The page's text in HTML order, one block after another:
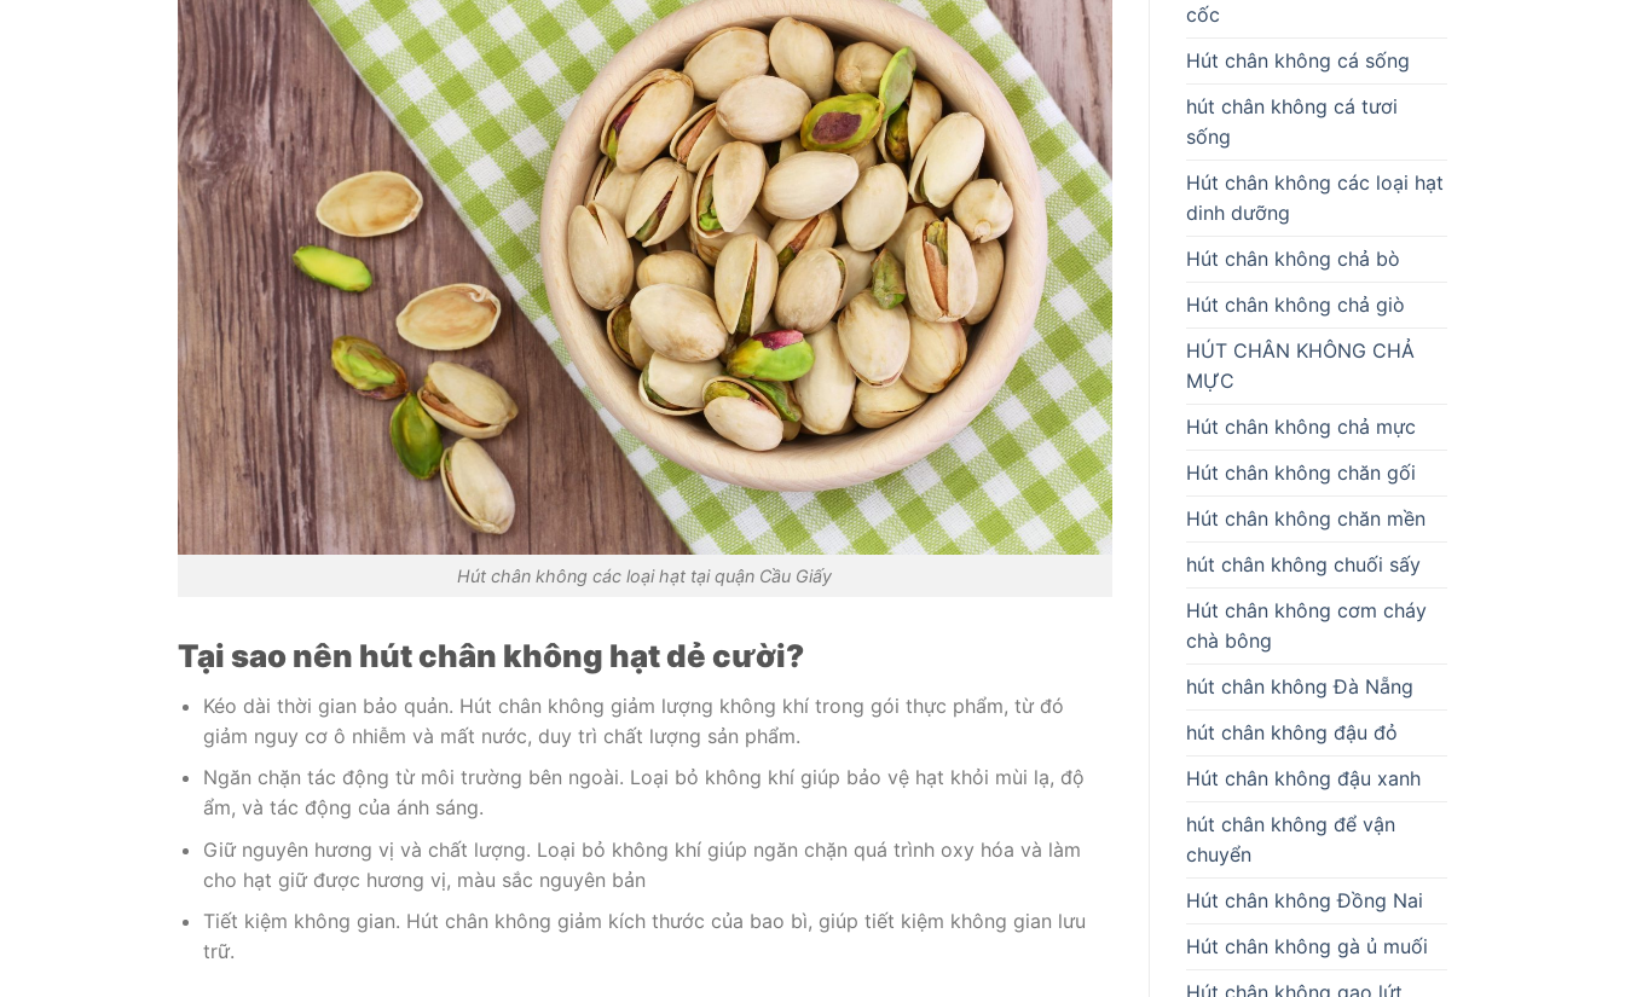
Hút chân không các loại hạt tại quận Cầu Giấy
Tại sao nên hút chân không hạt dẻ cười?
Kéo dài thời gian bảo quản. Hút chân không giảm lượng không khí trong gói thực phẩm, từ đó
giảm nguy cơ ô nhiễm và mất nước, duy trì chất lượng sản phẩm.
Ngăn chặn tác động từ môi trường bên ngoài. Loại bỏ không khí giúp bảo vệ hạt khỏi mùi lạ, độ
ẩm, và tác động của ánh sáng.
Giữ nguyên hương vị và chất lượng. Loại bỏ không khí giúp ngăn chặn quá trình oxy hóa và làm
cho hạt giữ được hương vị, màu sắc nguyên bản
Tiết kiệm không gian. Hút chân không giảm kích thước của bao bì, giúp tiết kiệm không gian lưu
trữ.
cốc
Hút chân không cá sống
hút chân không cá tươi
sống
Hút chân không các loại hạt
dinh dưỡng
Hút chân không chả bò
Hút chân không chả giò
HÚT CHÂN KHÔNG CHẢ
MỰC
Hút chân không chả mực
Hút chân không chăn gối
Hút chân không chăn mền
hút chân không chuối sấy
Hút chân không cơm cháy
chà bông
hút chân không Đà Nẵng
hút chân không đậu đỏ
Hút chân không đậu xanh
hút chân không để vận
chuyển
Hút chân không Đồng Nai
Hút chân không gà ủ muối
Hút chân không gạo lứt